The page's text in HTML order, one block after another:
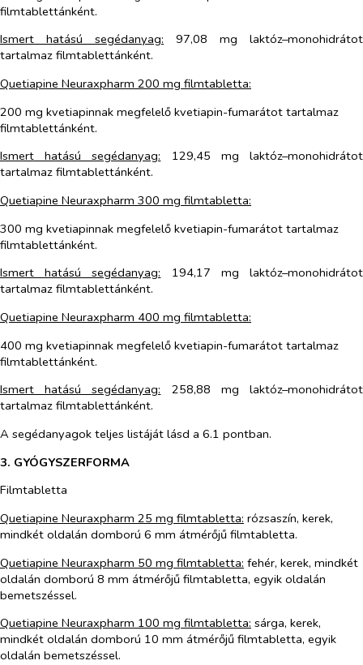
filmtablettánként.
Ismert hatású segédanyag: 97,08 mg laktóz–monohidrátot
tartalmaz filmtablettánként.
Quetiapine Neuraxpharm 200 mg filmtabletta:
200 mg kvetiapinnak megfelelő kvetiapin-fumarátot tartalmaz
filmtablettánként.
Ismert hatású segédanyag: 129,45 mg laktóz–monohidrátot
tartalmaz filmtablettánként.
Quetiapine Neuraxpharm 300 mg filmtabletta:
300 mg kvetiapinnak megfelelő kvetiapin-fumarátot tartalmaz
filmtablettánként.
Ismert hatású segédanyag: 194,17 mg laktóz–monohidrátot
tartalmaz filmtablettánként.
Quetiapine Neuraxpharm 400 mg filmtabletta:
400 mg kvetiapinnak megfelelő kvetiapin-fumarátot tartalmaz
filmtablettánként.
Ismert hatású segédanyag: 258,88 mg laktóz–monohidrátot
tartalmaz filmtablettánként.
A segédanyagok teljes listáját lásd a 6.1 pontban.
3. GYÓGYSZERFORMA
Filmtabletta
Quetiapine Neuraxpharm 25 mg filmtabletta: rózsaszín, kerek,
mindkét oldalán domború 6 mm átmérőjű filmtabletta.
Quetiapine Neuraxpharm 50 mg filmtabletta: fehér, kerek, mindkét
oldalán domború 8 mm átmérőjű filmtabletta, egyik oldalán
bemetszéssel.
Quetiapine Neuraxpharm 100 mg filmtabletta: sárga, kerek,
mindkét oldalán domború 10 mm átmérőjű filmtabletta, egyik
oldalán bemetszéssel.